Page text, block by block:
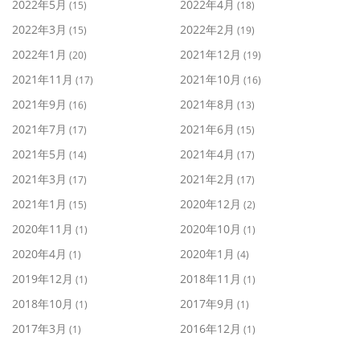
2022年5月 (15) 2022年4月 (18)
2022年3月 (15) 2022年2月 (19)
2022年1月 (20) 2021年12月 (19)
2021年11月 (17) 2021年10月 (16)
2021年9月 (16) 2021年8月 (13)
2021年7月 (17) 2021年6月 (15)
2021年5月 (14) 2021年4月 (17)
2021年3月 (17) 2021年2月 (17)
2021年1月 (15) 2020年12月 (2)
2020年11月 (1) 2020年10月 (1)
2020年4月 (1) 2020年1月 (4)
2019年12月 (1) 2018年11月 (1)
2018年10月 (1) 2017年9月 (1)
2017年3月 (1) 2016年12月 (1)